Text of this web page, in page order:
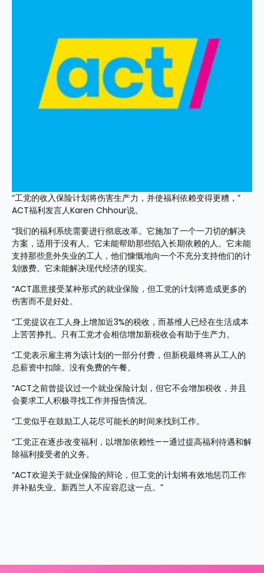
“工党的收入保险计划将伤害生产力，并使福利依赖变得更糟，”
ACT福利发言人Karen Chhour说。
“我们的福利系统需要进行彻底改革。它施加了一个一刀切的解决
方案，适用于没有人。它未能帮助那些陷入长期依赖的人。它未能
支持那些意外失业的工人，他们慷慨地向一个不充分支持他们的计
划缴费。它未能解决现代经济的现实。
“ACT愿意接受某种形式的就业保险，但工党的计划将造成更多的
伤害而不是好处。
“工党提议在工人身上增加近3%的税收，而基维人已经在生活成本
上苦苦挣扎。只有工党才会相信增加新税收会有助于生产力。
“工党表示雇主将为该计划的一部分付费，但新税最终将从工人的
总薪资中扣除。没有免费的午餐。
“ACT之前曾提议过一个就业保险计划，但它不会增加税收，并且
会要求工人积极寻找工作并报告情况。
“工党似乎在鼓励工人花尽可能长的时间来找到工作。
“工党正在逐步改变福利，以增加依赖性——通过提高福利待遇和解
除福利接受者的义务。
“ACT欢迎关于就业保险的辩论，但工党的计划将有效地惩罚工作
并补贴失业。新西兰人不应容忍这一点。”